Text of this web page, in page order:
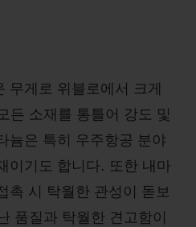
무게로 위블로에서 크게
든 소재를 통틀어 강도 및
늄은 특히 우주항공 분야
이기도 합니다. 또한 내마
촉 시 탁월한 관성이 돋보
품질과 탁월한 견고함이